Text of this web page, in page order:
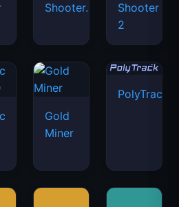
Shooter.IO
Shooter
2
Gold
Miner
PolyTrack